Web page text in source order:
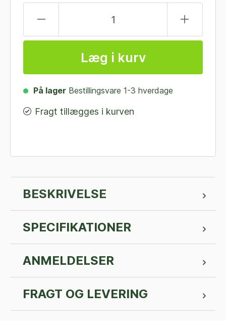
Læg i kurv
På lager Bestillingsvare 1-3 hverdage
Fragt tillægges i kurven
BESKRIVELSE
SPECIFIKATIONER
ANMELDELSER
FRAGT OG LEVERING